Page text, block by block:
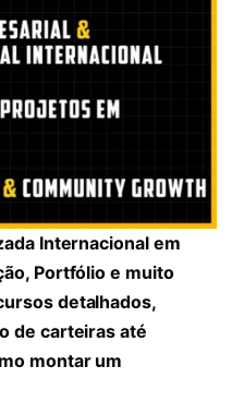
Internacional em
Portfólio e muito
detalhados,
de carteiras até
montar um